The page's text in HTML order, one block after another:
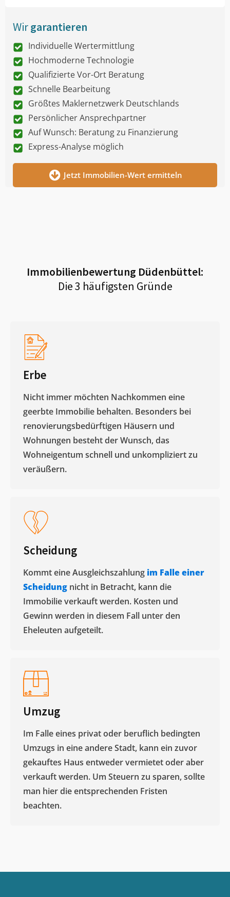
Wirgarantieren
Individuelle Wertermittlung
Hochmoderne Technologie
Qualifizierte Vor-Ort Beratung
Schnelle Bearbeitung
Größtes Maklernetzwerk Deutschlands
Persönlicher Ansprechpartner
Auf Wunsch: Beratung zu Finanzierung
Express-Analyse möglich
Jetzt Immobilien-Wert ermitteln
Immobilienbewertung Düdenbüttel:
Die 3 häufigsten Gründe
Erbe
Nicht immer möchten Nachkommen eine
geerbte Immobilie behalten. Besonders bei
renovierungsbedürftigen Häusern und
Wohnungen besteht der Wunsch, das
Wohneigentum schnell und unkompliziert zu
veräußern. ​
Scheidung
Kommt eine Ausgleichszahlung im Falle einer
Scheidung nicht in Betracht, kann die
Immobilie verkauft werden. Kosten und
Gewinn werden in diesem Fall unter den
Eheleuten aufgeteilt.​
Umzug
Im Falle eines privat oder beruflich bedingten
Umzugs in eine andere Stadt, kann ein zuvor
gekauftes Haus entweder vermietet oder aber
verkauft werden. Um Steuern zu sparen, sollte
man hier die entsprechenden Fristen
beachten.